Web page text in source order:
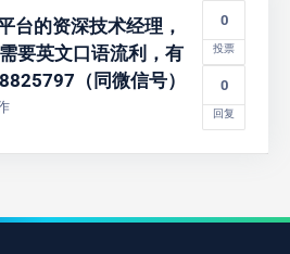
台的资深技术经理，
要英文口语流利，有
（同微信号）
0
投票
0
回复